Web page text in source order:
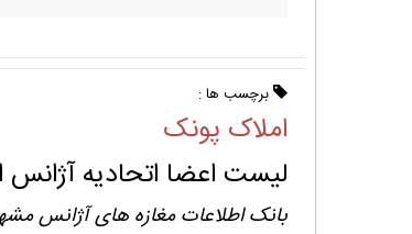
برچسب ها :
املاک پونک
لیست اعضا اتحادیه
بانک اطلاعات مغازه های آژانس